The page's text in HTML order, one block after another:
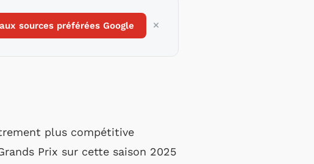
sources préférées Google
plus compétitive
Prix sur cette saison 2025